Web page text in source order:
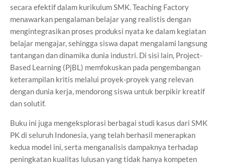
secara efektif dalam kurikulum SMK. Teaching Factory
menawarkan pengalaman belajar yang realistis dengan
mengintegrasikan proses produksi nyata ke dalam kegiatan
belajar mengajar, sehingga siswa dapat mengalami langsung
tantangan dan dinamika dunia industri. Di sisi lain, Project-
Based Learning (PjBL) memfokuskan pada pengembangan
keterampilan kritis melalui proyek-proyek yang relevan
dengan dunia kerja, mendorong siswa untuk berpikir kreatif
dan solutif.
Buku ini juga mengeksplorasi berbagai studi kasus dari SMK
PK di seluruh Indonesia, yang telah berhasil menerapkan
kedua model ini, serta menganalisis dampaknya terhadap
peningkatan kualitas lulusan yang tidak hanya kompeten